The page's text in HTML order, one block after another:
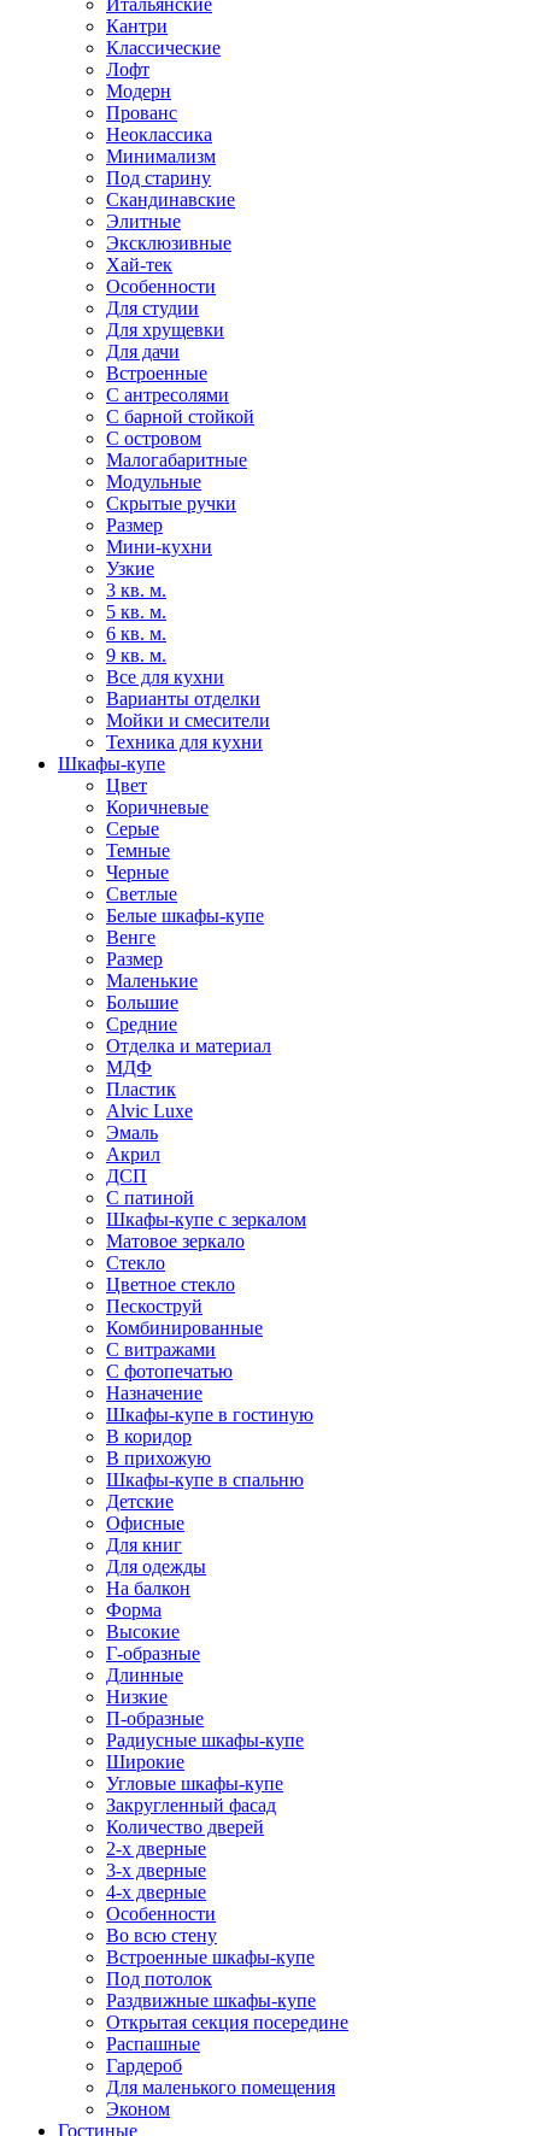
Итальянские
Кантри
Классические
Лофт
Модерн
Прованс
Неоклассика
Минимализм
Под старину
Скандинавские
Элитные
Эксклюзивные
Хай-тек
Особенности
Для студии
Для хрущевки
Для дачи
Встроенные
С антресолями
С барной стойкой
С островом
Малогабаритные
Модульные
Скрытые ручки
Размер
Мини-кухни
Узкие
3 кв. м.
5 кв. м.
6 кв. м.
9 кв. м.
Все для кухни
Варианты отделки
Мойки и смесители
Техника для кухни
Шкафы-купе
Цвет
Коричневые
Серые
Темные
Черные
Светлые
Белые шкафы-купе
Венге
Размер
Маленькие
Большие
Средние
Отделка и материал
МДФ
Пластик
Alvic Luxe
Эмаль
Акрил
ДСП
С патиной
Шкафы-купе с зеркалом
Матовое зеркало
Стекло
Цветное стекло
Пескоструй
Комбинированные
С витражами
С фотопечатью
Назначение
Шкафы-купе в гостиную
В коридор
В прихожую
Шкафы-купе в спальню
Детские
Офисные
Для книг
Для одежды
На балкон
Форма
Высокие
Г-образные
Длинные
Низкие
П-образные
Радиусные шкафы-купе
Широкие
Угловые шкафы-купе
Закругленный фасад
Количество дверей
2-х дверные
3-х дверные
4-х дверные
Особенности
Во всю стену
Встроенные шкафы-купе
Под потолок
Раздвижные шкафы-купе
Открытая секция посередине
Распашные
Гардероб
Для маленького помещения
Эконом
Гостиные